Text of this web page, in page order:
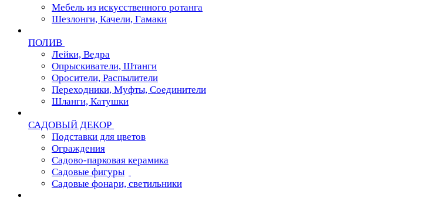
Мебель из искусственного ротанга
Шезлонги, Качели, Гамаки
ПОЛИВ
Лейки, Ведра
Опрыскиватели, Штанги
Оросители, Распылители
Переходники, Муфты, Соединители
Шланги, Катушки
САДОВЫЙ ДЕКОР
Подставки для цветов
Ограждения
Садово-парковая керамика
Садовые фигуры
Садовые фонари, светильники